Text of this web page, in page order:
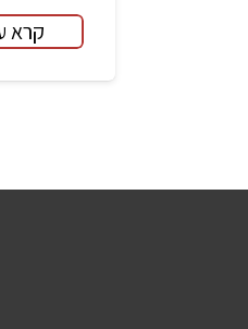
קרא